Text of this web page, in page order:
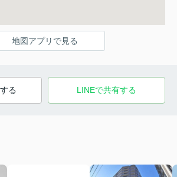
地図アプリで見る
る LINEで共有する